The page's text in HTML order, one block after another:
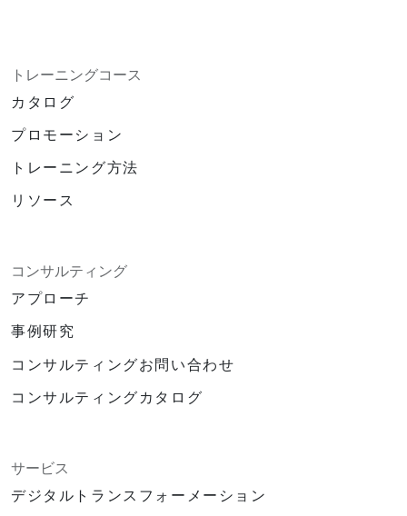
トレーニングコース
カタログ
プロモーション
トレーニング方法
リソース
コンサルティング
アプローチ
事例研究
コンサルティングお問い合わせ
コンサルティングカタログ
サービス
デジタルトランスフォーメーション